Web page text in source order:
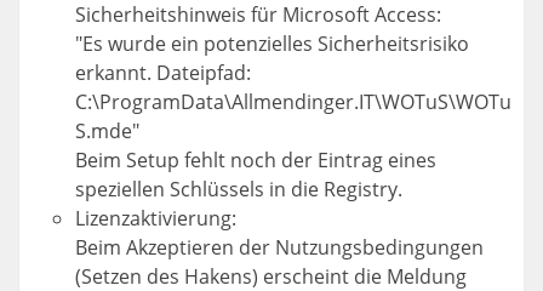
Sicherheitshinweis für Microsoft Access:
"Es wurde ein potenzielles Sicherheitsrisiko
erkannt. Dateipfad:
C:\ProgramData\Allmendinger.IT\WOTuS\WOTu
S.mde"
Beim Setup fehlt noch der Eintrag eines
speziellen Schlüssels in die Registry.
Lizenzaktivierung:
Beim Akzeptieren der Nutzungsbedingungen
(Setzen des Hakens) erscheint die Meldung